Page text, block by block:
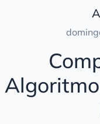
Documentação